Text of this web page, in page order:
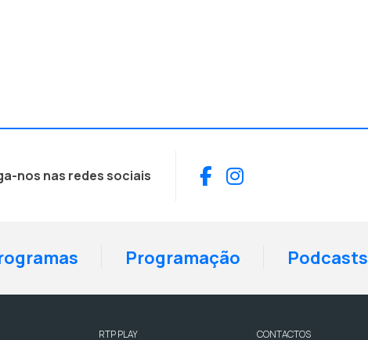
nos nas redes sociais Facebook
Instagram
Programação Podcasts
RTP PLAY CONTACTOS